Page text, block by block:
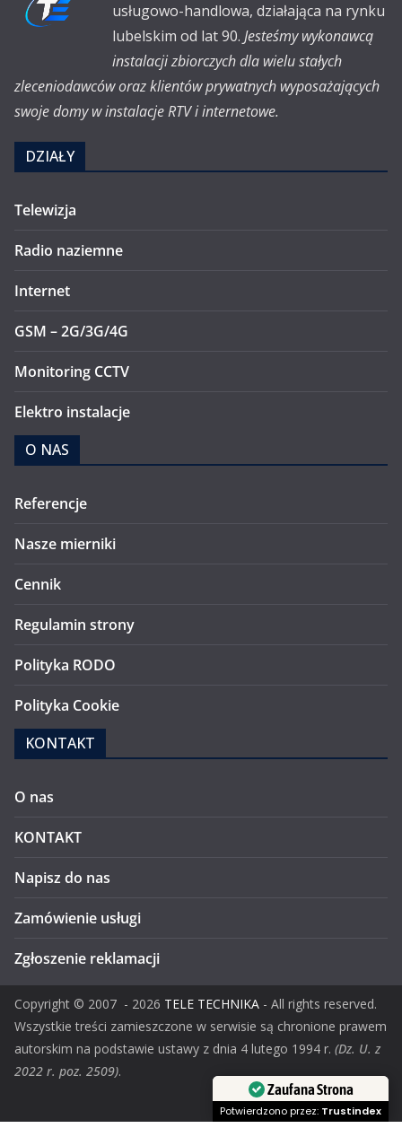
usługowo-handlowa, działająca na rynku
lubelskim od lat 90. Jesteśmy wykonawcą
instalacji zbiorczych dla wielu stałych
zleceniodawców oraz klientów prywatnych wyposażających
swoje domy w instalacje RTV i internetowe.
DZIAŁY
Telewizja
Radio naziemne
Internet
GSM – 2G/3G/4G
Monitoring CCTV
Elektro instalacje
O NAS
Referencje
Nasze mierniki
Cennik
Regulamin strony
Polityka RODO
Polityka Cookie
KONTAKT
O nas
KONTAKT
Napisz do nas
Zamówienie usługi
Zgłoszenie reklamacji
Copyright © 2007 - 2026 TELE TECHNIKA - All rights reserved.
Wszystkie treści zamieszczone w serwisie są chronione prawem
autorskim na podstawie ustawy z dnia 4 lutego 1994 r. (Dz. U. z
2022 r. poz. 2509).
Zaufana Strona
Potwierdzono przez: Trustindex